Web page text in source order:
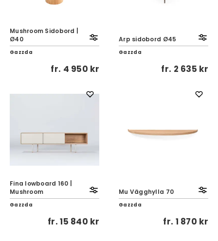
Mushroom Sidobord |
Ø40
Gazzda
fr. 4 950 kr
Arp sidobord Ø45
Gazzda
fr. 2 635 kr
Fina lowboard 160 |
Mushroom
Gazzda
fr.15 840 kr
Mu Vägghylla 70
Gazzda
fr. 1 870 kr